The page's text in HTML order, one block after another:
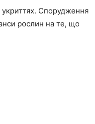
укриттях. Спорудження
рослин на те, що